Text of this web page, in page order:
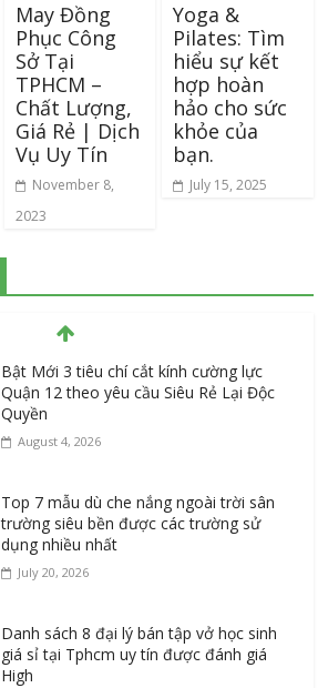
May Đồng
Phục Công
Sở Tại
TPHCM –
Chất Lượng,
Giá Rẻ | Dịch
Vụ Uy Tín
November 8,
2023
Yoga &
Pilates: Tìm
hiểu sự kết
hợp hoàn
hảo cho sức
khỏe của
bạn.
July 15, 2025
Bật Mới 3 tiêu chí cắt kính cường lực
Quận 12 theo yêu cầu Siêu Rẻ Lại Độc
Quyền
August 4, 2026
Top 7 mẫu dù che nắng ngoài trời sân
trường siêu bền được các trường sử
dụng nhiều nhất
July 20, 2026
Danh sách 8 đại lý bán tập vở học sinh
giá sỉ tại Tphcm uy tín được đánh giá
High